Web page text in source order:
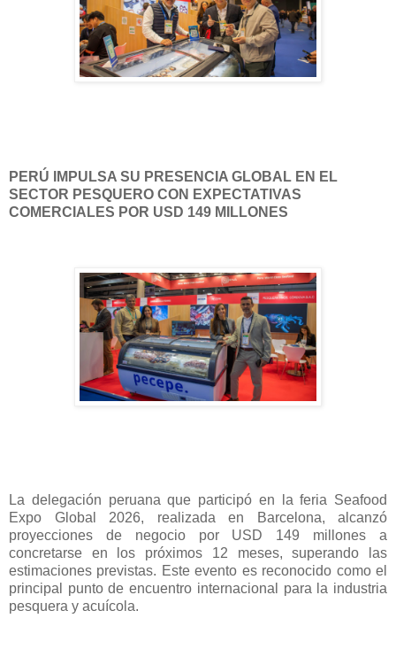
PERÚ IMPULSA SU PRESENCIA GLOBAL EN EL
SECTOR PESQUERO CON EXPECTATIVAS
COMERCIALES POR USD 149 MILLONES
La delegación peruana que participó en la feria Seafood
Expo Global 2026, realizada en Barcelona, alcanzó
proyecciones de negocio por USD 149 millones a
concretarse en los próximos 12 meses, superando las
estimaciones previstas. Este evento es reconocido como el
principal punto de encuentro internacional para la industria
pesquera y acuícola.